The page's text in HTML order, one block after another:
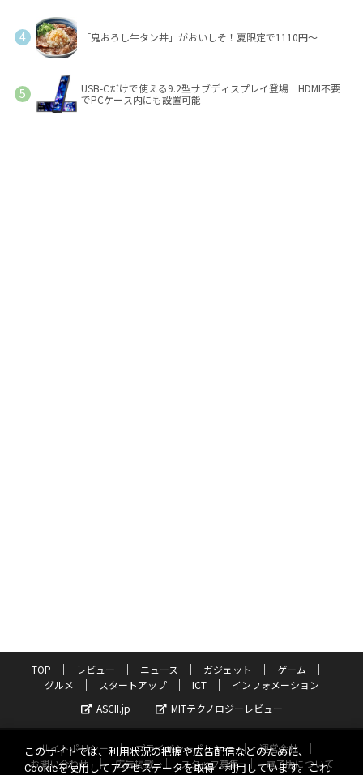
「鬼おろし牛タン丼」がおいしそ！夏限定で1110円～
USB-Cだけで使える9.2型サブディスプレイ登場 HDMI不要
でPCケース内にも設置可能
TOP レビュー ニュース ガジェット
ゲーム
グルメ
スタートアップ ICT
インフォメーション
ASCII.jp
MITテクノロジーレビュー
サイトポリシー プライバシーポリシー
運営会社
お問い合わせ
広告掲載 スタッフ募集 電子版について
このサイトでは、利用状況の把握や広告配信などのために、
Cookieを使用してアクセスデータを取得・利用しています。これ